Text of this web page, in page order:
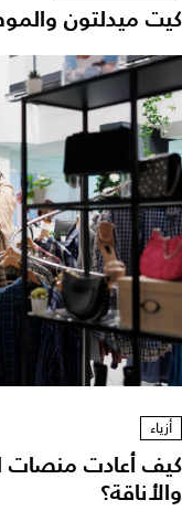
ميدلتون
أزياء
أعادت منصات